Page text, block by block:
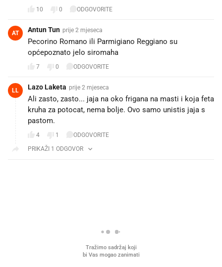
10 0 ODGOVORITE
AT Antun Tun prije 2 mjeseca
Pecorino Romano ili Parmigiano Reggiano su
općepoznato jelo siromaha
7 0 ODGOVORITE
LL Lazo Laketa prije 2 mjeseca
Ali zasto, zasto... jaja na oko frigana na masti i koja feta
kruha za potocat, nema bolje. Ovo samo unistis jaja s
pastom.
4 1
ODGOVORITE
PRIKAŽI 1 ODGOVOR